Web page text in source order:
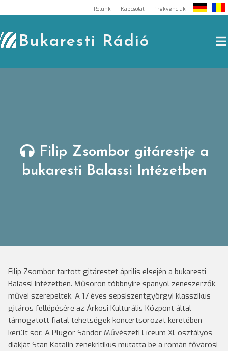
to
content
Rólunk Kapcsolat Frekvenciák
Bukaresti Rádió
Filip Zsombor gitárestje a
bukaresti Balassi Intézetben
Filip Zsombor tartott gitárestet április elsején a bukaresti
Balassi Intézetben. Műsoron többnyire spanyol zeneszerzők
művei szerepeltek. A 17 éves sepsiszentgyörgyi klasszikus
gitáros fellépésére az Árkosi Kulturális Központ által
támogatott fiatal tehetségek koncertsorozat keretében
került sor. A Plugor Sándor Művészeti Líceum XI. osztályos
diákját Stan Katalin zenekritikus mutatta be a román fővárosi